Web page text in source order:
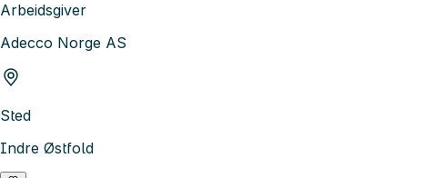
Arbeidsgiver
Adecco Norge AS
Sted
Indre Østfold